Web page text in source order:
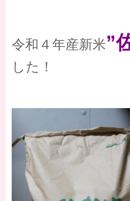
令和４年産新米”
した！